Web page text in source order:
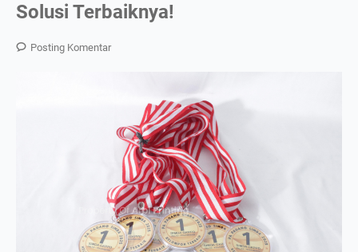
Solusi Terbaiknya!
Posting Komentar